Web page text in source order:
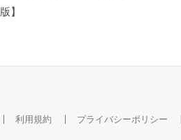
版】
利用規約 プライバシーポリシー